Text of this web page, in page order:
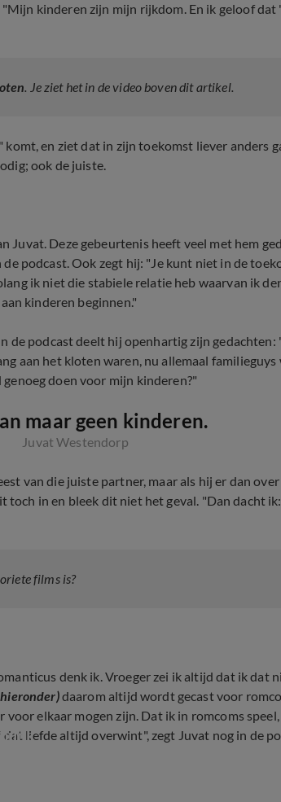
kinderen zijn mijn rijkdom. En ik geloof dat
. Je ziet het in de video boven dit artikel.
en ziet dat in zijn toekomst liever anders
ook de juiste.
Juvat. Deze gebeurtenis heeft veel met hem
podcast. Ook zegt hij: "Je kunt niet in de
ik niet die stabiele relatie heb waarvan ik
kinderen beginnen."
de podcast deelt hij openhartig zijn gedachten:
aan het kloten waren, nu allemaal
doen voor mijn kinderen?"
maar geen kinderen.
Juvat Westendorp
van die juiste partner, maar als hij er dan
in en bleek dit niet het geval. "Dan dacht ik:
films is?
denk ik. Vroeger zei ik altijd dat ik dat
daarom altijd wordt gecast voor
elkaar mogen zijn. Dat ik in romcoms
liefde altijd overwint", zegt Juvat nog in de